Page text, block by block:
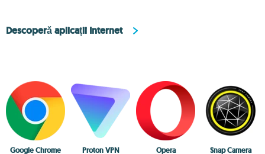
Descoperă aplicații Internet
Google Chrome Proton VPN Opera Snap Camera